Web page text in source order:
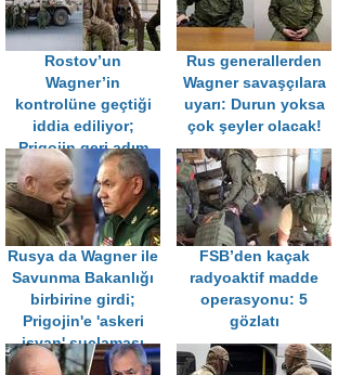
Rostov’un
Wagner’in
kontrolüne geçtiği
iddia ediliyor;
Prigojin geri adım
atmıyor
Rus generallerden
Wagner savaşçılara
uyarı: Durun yoksa
çok şeyler olacak!
Rusya da Wagner ile
Savunma Bakanlığı
birbirine girdi;
Prigojin'e 'askeri
isyan' suçlaması
FSB’den kaçak
radyoaktif madde
operasyonu: 5
gözlatı